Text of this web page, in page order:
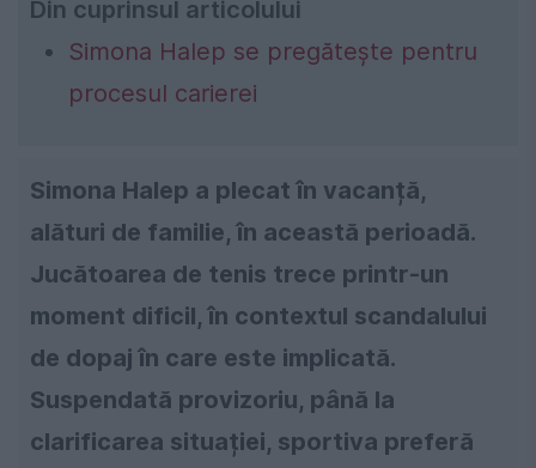
Din cuprinsul articolului
Simona Halep se pregătește pentru
procesul carierei
Simona Halep a plecat în vacanță,
alături de familie, în această perioadă.
Jucătoarea de tenis trece printr-un
moment dificil, în contextul scandalului
de dopaj în care este implicată.
Suspendată provizoriu, până la
clarificarea situației, sportiva preferă